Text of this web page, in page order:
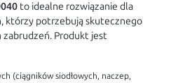
to idealne rozwiązanie dla
którzy potrzebują skutecznego
zabrudzeń. Produkt jest
(ciągników siodłowych, naczep,